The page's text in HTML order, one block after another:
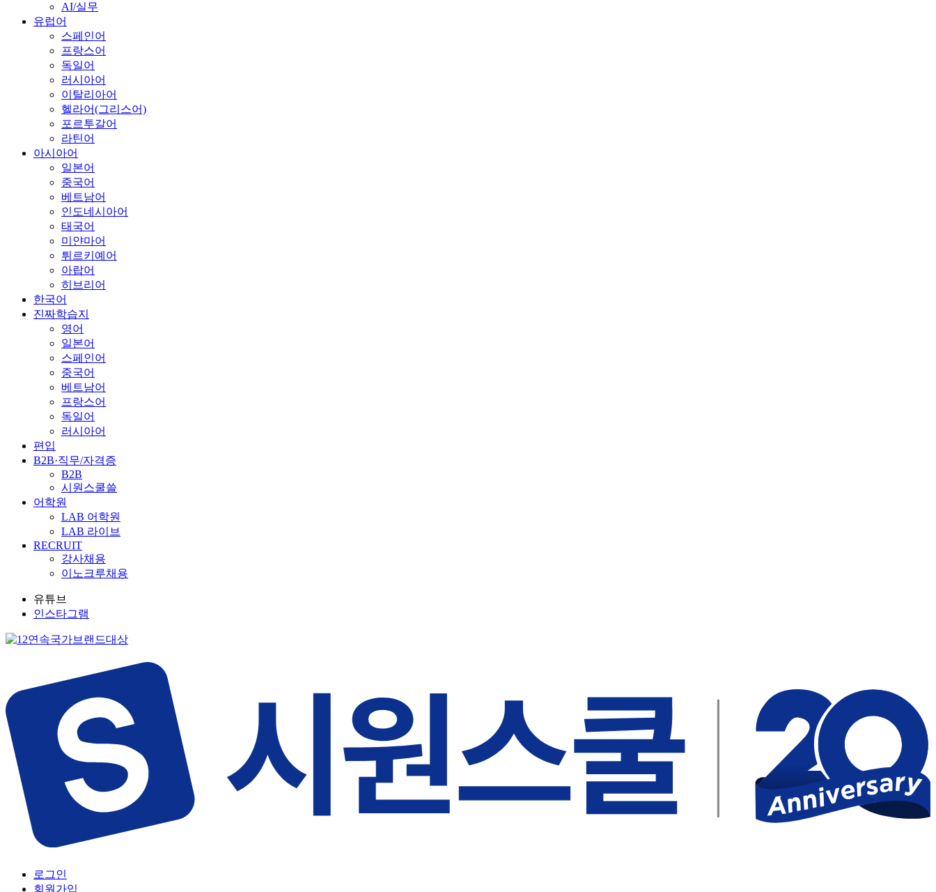
AI/실무
유럽어
스페인어
프랑스어
독일어
러시아어
이탈리아어
헬라어(그리스어)
포르투갈어
라틴어
아시아어
일본어
중국어
베트남어
인도네시아어
태국어
미얀마어
튀르키예어
아랍어
히브리어
한국어
진짜학습지
영어
일본어
스페인어
중국어
베트남어
프랑스어
독일어
러시아어
편입
B2B·직무/자격증
B2B
시원스쿨쓸
어학원
LAB 어학원
LAB 라이브
RECRUIT
강사채용
이노크루채용
유튜브
인스타그램
로그인
회원가입